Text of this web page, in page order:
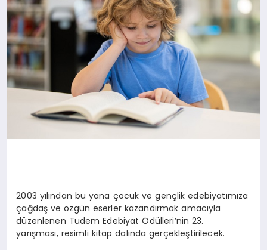
2003 yılından bu yana çocuk ve gençlik edebiyatımıza
çağdaş ve özgün eserler kazandırmak amacıyla
düzenlenen Tudem Edebiyat Ödülleri’nin 23.
yarışması, resimli kitap dalında gerçekleştirilecek.